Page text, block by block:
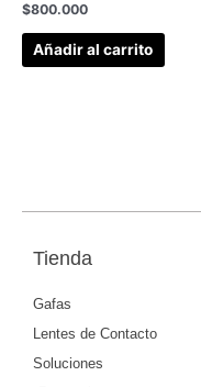
$800.000
Añadir al carrito
Tienda
Gafas
Lentes de Contacto
Soluciones